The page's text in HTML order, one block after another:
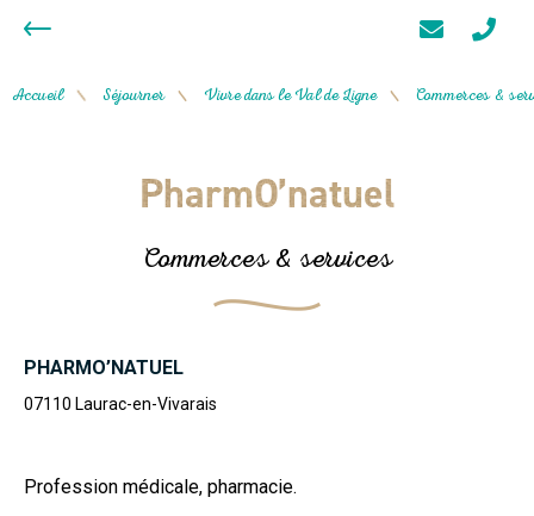
Accueil / Séjourner / Vivre dans le Val de Ligne / Commerces &
PharmO’natuel
Commerces & services
PHARMO’NATUEL
07110 Laurac-en-Vivarais
Profession médicale, pharmacie.